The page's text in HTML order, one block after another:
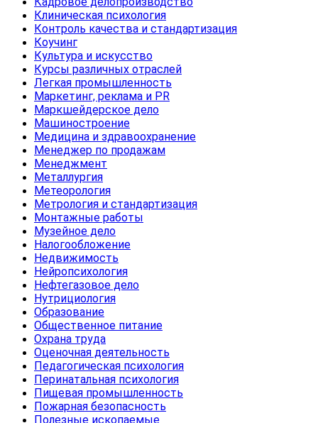
Клиническая психология
Контроль качества и стандартизация
Коучинг
Культура и искусство
Курсы различных отраслей
Легкая промышленность
Маркетинг, реклама и PR
Маркшейдерское дело
Машиностроение
Медицина и здравоохранение
Менеджер по продажам
Менеджмент
Металлургия
Метеорология
Метрология и стандартизация
Монтажные работы
Музейное дело
Налогообложение
Недвижимость
Нейропсихология
Нефтегазовое дело
Нутрициология
Образование
Общественное питание
Охрана труда
Оценочная деятельность
Педагогическая психология
Перинатальная психология
Пищевая промышленность
Пожарная безопасность
Полезные ископаемые